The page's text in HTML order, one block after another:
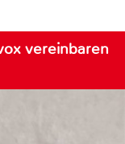
vereinbaren